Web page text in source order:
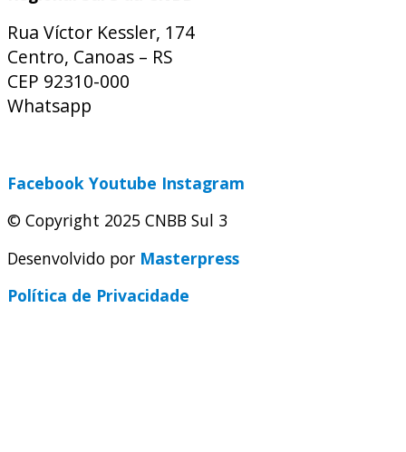
Rua Víctor Kessler, 174
Centro, Canoas – RS
CEP 92310-000
Whatsapp
Facebook Youtube Instagram
© Copyright 2025 CNBB Sul 3
Desenvolvido por Masterpress
Política de Privacidade